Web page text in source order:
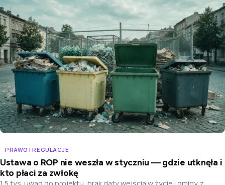
PRAWO I REGULACJE
Ustawa o ROP nie weszła w styczniu — gdzie utknęła i
kto płaci za zwłokę